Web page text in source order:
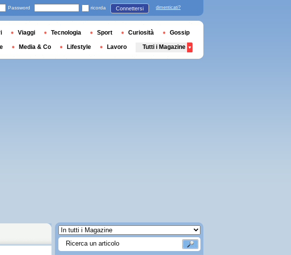
Password ricorda Connettersi dimenticati?
Viaggi Tecnologia Sport Curiosità Gossip
Media & Co Lifestyle Lavoro Tutti i Magazine